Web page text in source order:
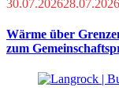
30.07.202628.07.2026
Wärme über
zum